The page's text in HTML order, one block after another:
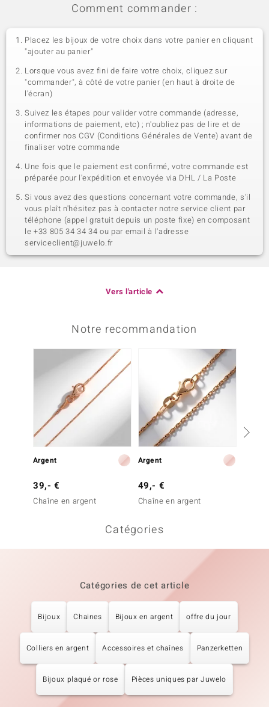
Comment commander :
Placez les bijoux de votre choix dans votre panier en cliquant
"ajouter au panier"
Lorsque vous avez fini de faire votre choix, cliquez sur
"commander", à côté de votre panier (en haut à droite de
l'écran)
Suivez les étapes pour valider votre commande (adresse,
informations de paiement, etc) ; n'oubliez pas de lire et de
confirmer nos CGV (Conditions Générales de Vente) avant de
finaliser votre commande
Une fois que le paiement est confirmé, votre commande est
préparée pour l'expédition et envoyée via DHL / La Poste
Si vous avez des questions concernant votre commande, s'il
vous plaît n'hésitez pas à contacter notre service client par
téléphone (appel gratuit depuis un poste fixe) en composant
le +33 805 34 34 34 ou par email à l'adresse
serviceclient@juwelo.fr
Vers l'article
Notre recommandation
Argent
39,- €
Chaîne en argent
Argent
49,- €
Chaîne en argent
Catégories
Catégories de cet article
Bijoux Chaines Bijoux en argent offre du jour
Colliers en argent Accessoires et chaînes Panzerketten
Bijoux plaqué or rose Pièces uniques par Juwelo